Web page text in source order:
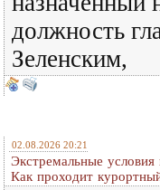
должность
Зеленским,
02.08.2026 20:21
Экстремальные условия
Как проходит